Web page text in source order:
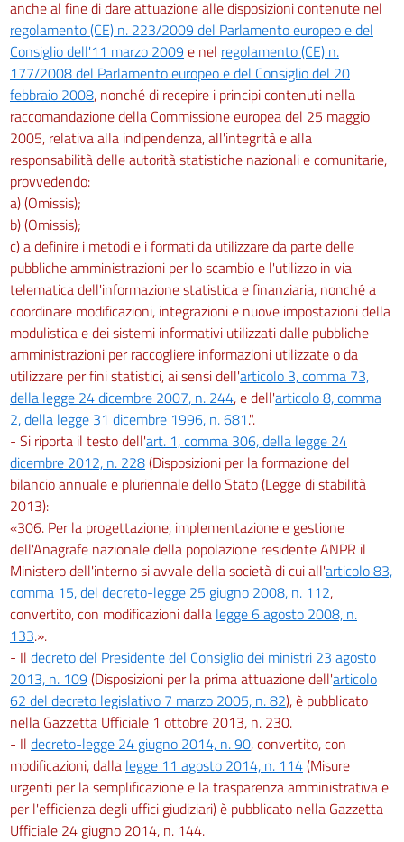
anche al fine di dare attuazione alle disposizioni contenute nel
regolamento (CE) n. 223/2009 del Parlamento europeo e del
Consiglio dell'11 marzo 2009 e nel regolamento (CE) n.
177/2008 del Parlamento europeo e del Consiglio del 20
febbraio 2008, nonché di recepire i principi contenuti nella
raccomandazione della Commissione europea del 25 maggio
2005, relativa alla indipendenza, all'integrità e alla
responsabilità delle autorità statistiche nazionali e comunitarie,
provvedendo:
a) (Omissis);
b) (Omissis);
c) a definire i metodi e i formati da utilizzare da parte delle
pubbliche amministrazioni per lo scambio e l'utilizzo in via
telematica dell'informazione statistica e finanziaria, nonché a
coordinare modificazioni, integrazioni e nuove impostazioni della
modulistica e dei sistemi informativi utilizzati dalle pubbliche
amministrazioni per raccogliere informazioni utilizzate o da
utilizzare per fini statistici, ai sensi dell'articolo 3, comma 73,
della legge 24 dicembre 2007, n. 244, e dell'articolo 8, comma
2, della legge 31 dicembre 1996, n. 681.".
- Si riporta il testo dell'art. 1, comma 306, della legge 24
dicembre 2012, n. 228(Disposizioni per la formazione del
bilancio annuale e pluriennale dello Stato (Legge di stabilità
2013):
«306. Per la progettazione, implementazione e gestione
dell'Anagrafe nazionale della popolazione residente ANPR il
Ministero dell'interno si avvale della società di cui all'articolo 83,
comma 15, del decreto-legge 25 giugno 2008, n. 112,
convertito, con modificazioni dalla legge 6 agosto 2008, n.
133.».
- Il decreto del Presidente del Consiglio dei ministri 23 agosto
2013, n. 109 (Disposizioni per la prima attuazione dell'articolo
62 del decreto legislativo 7 marzo 2005, n. 82), è pubblicato
nella Gazzetta Ufficiale 1 ottobre 2013, n. 230.
- Il decreto-legge 24 giugno 2014, n. 90, convertito, con
modificazioni, dalla legge 11 agosto 2014, n. 114(Misure
urgenti per la semplificazione e la trasparenza amministrativa e
per l'efficienza degli uffici giudiziari) è pubblicato nella Gazzetta
Ufficiale 24 giugno 2014, n. 144.